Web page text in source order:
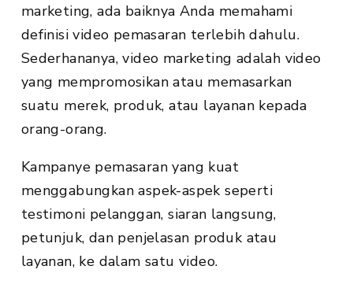
marketing, ada baiknya Anda memahami
definisi video pemasaran terlebih dahulu.
Sederhananya, video marketing adalah video
yang mempromosikan atau memasarkan
suatu merek, produk, atau layanan kepada
orang-orang.
Kampanye pemasaran yang kuat
menggabungkan aspek-aspek seperti
testimoni pelanggan, siaran langsung,
petunjuk, dan penjelasan produk atau
layanan, ke dalam satu video.